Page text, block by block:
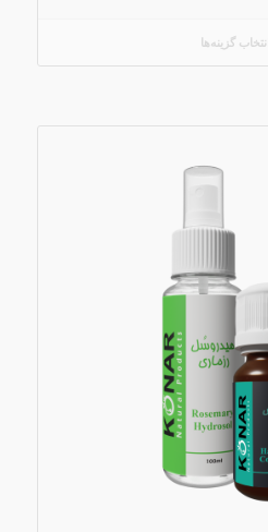
انتخاب گزینه‌ها